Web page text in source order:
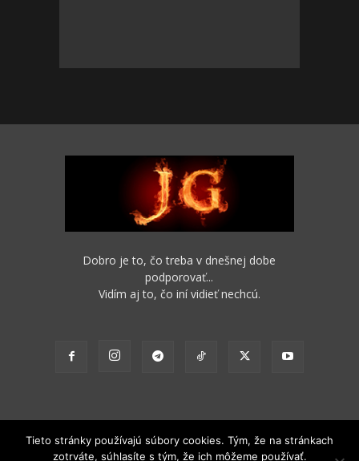
Dobro je to, čo treba v dnešnej dobe
podporovať...
Vidím aj to, čo iní vidieť nechcú.
Tieto stránky používajú súbory cookies. Tým, že na stránkach
zotrváte, súhlasíte s tým, že ich môžeme používať.